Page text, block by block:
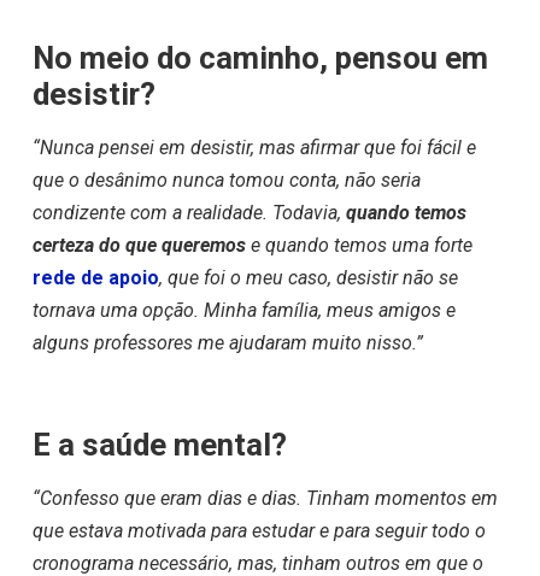
No meio do caminho, pensou em
desistir?
“Nunca pensei em desistir, mas afirmar que foi fácil e
que o desânimo nunca tomou conta, não seria
condizente com a realidade. Todavia, quando temos
certeza do que queremose quando temos uma forte
rede de apoio, que foi o meu caso, desistir não se
tornava uma opção. Minha família, meus amigos e
alguns professores me ajudaram muito nisso.”
E a saúde mental?
“Confesso que eram dias e dias. Tinham momentos em
que estava motivada para estudar e para seguir todo o
cronograma necessário, mas, tinham outros em que o